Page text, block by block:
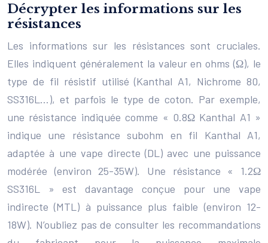
Décrypter les informations sur les
résistances
Les informations sur les résistances sont cruciales.
Elles indiquent généralement la valeur en ohms (Ω), le
type de fil résistif utilisé (Kanthal A1, Nichrome 80,
SS316L…), et parfois le type de coton. Par exemple,
une résistance indiquée comme « 0.8Ω Kanthal A1 »
indique une résistance subohm en fil Kanthal A1,
adaptée à une vape directe (DL) avec une puissance
modérée (environ 25-35W). Une résistance « 1.2Ω
SS316L » est davantage conçue pour une vape
indirecte (MTL) à puissance plus faible (environ 12-
18W). N’oubliez pas de consulter les recommandations